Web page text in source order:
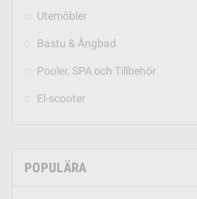
Utemöbler
Bastu & Ångbad
Pooler, SPA och Tillbehör
El-scooter
POPULÄRA